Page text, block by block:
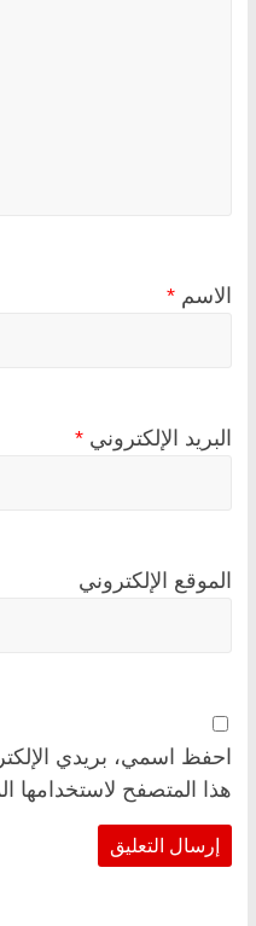
الاسم *
البريد الإلكتروني *
الموقع الإلكتروني
احفظ اسمي، بريدي
هذا المتصفح لاستخدامها